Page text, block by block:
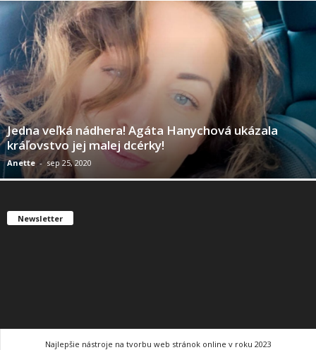
Jedna veľká nádhera! Agáta Hanychová ukázala
kráľovstvo jej malej dcérky!
Anette - sep 25, 2020
Newsletter
Najlepšie nástroje na tvorbu web stránok online v roku 2023